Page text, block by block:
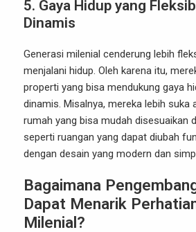
5. Gaya Hidup yang
Dinamis
Generasi milenial cenderung lebih
menjalani hidup. Oleh karena itu,
properti yang bisa mendukung gaya
dinamis. Misalnya, mereka lebih suka
rumah yang bisa mudah disesuaikan
seperti ruangan yang dapat diubah
dengan desain yang modern dan
Bagaimana
Dapat Menarik
Milenial?